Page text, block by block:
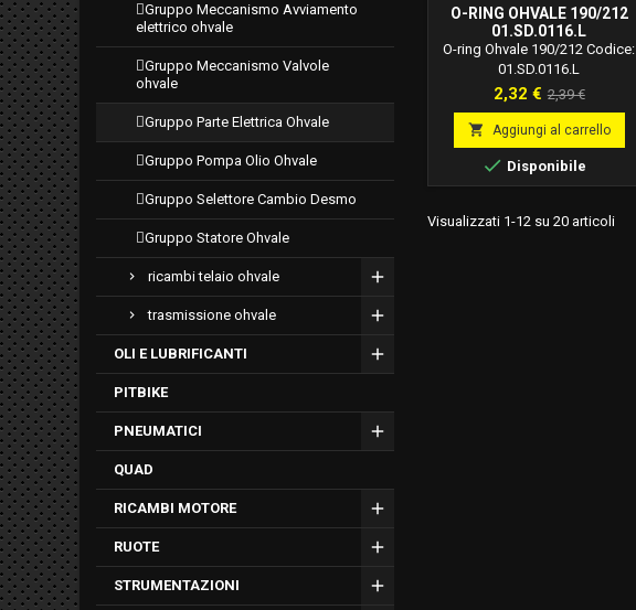
gruppo meccanismo avviamento
elettrico ohvale
gruppo meccanismo valvole
ohvale
gruppo parte elettrica ohvale
gruppo pompa olio ohvale
gruppo selettore cambio desmo
gruppo statore ohvale
ricambi telaio ohvale
trasmissione ohvale
OLI E LUBRIFICANTI
PITBIKE
PNEUMATICI
QUAD
RICAMBI MOTORE
RUOTE
STRUMENTAZIONI
O-RING OHVALE 190/212
01.SD.0116.L
O-ring Ohvale 190/212 Codice:
01.SD.0116.L
Prezzo
2,32 € Prezzo
base
2,39 €
 Aggiungi al carrello
 Disponibile
Visualizzati 1-12 su 20 articoli